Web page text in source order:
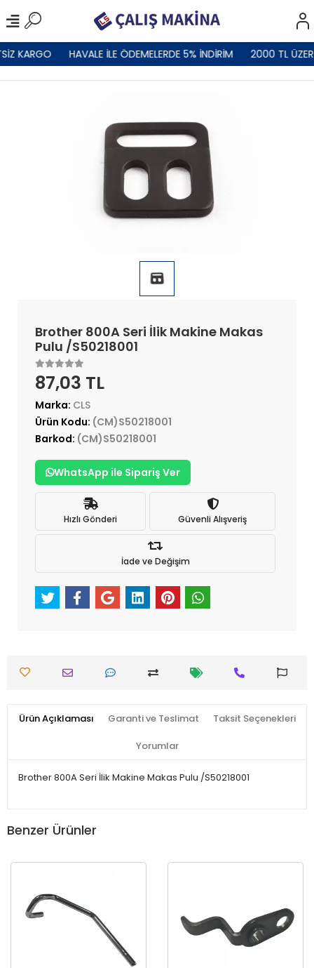
KARGO HAVALE İLE ÖDEMELERDE 5% İNDİRİM 2000 TL
Brother 800A Seri İlik Makine Makas
Pulu /S50218001
87,03 TL
Marka: CLS
Ürün Kodu: (CM)S50218001
Barkod: (CM)S50218001
WhatsApp ile Sipariş Ver
Hızlı Gönderi Güvenli Alışveriş
İade ve Değişim
Ürün Açıklaması Garanti ve Teslimat Taksit Seçenekleri
Yorumlar
Brother 800A Seri İlik Makine Makas Pulu /S50218001
Benzer Ürünler